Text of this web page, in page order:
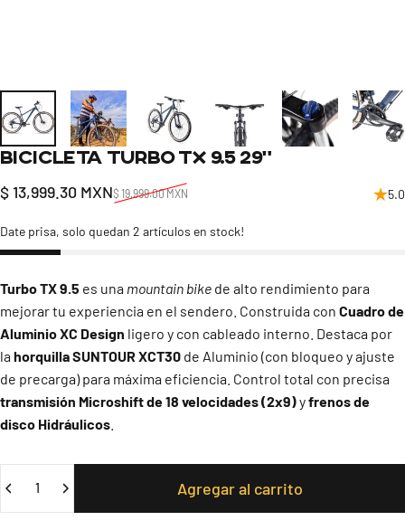
Bicicleta Turbo TX 9.5 29"
Precio de oferta
$ 13,999.30 MXN
Precio habitual $ 19,999.00 MXN 5.0
Date prisa, solo quedan 2 artículos en stock!
Turbo TX 9.5 es una mountain bike de alto rendimiento para
mejorar tu experiencia en el sendero. Construida con Cuadro de
Aluminio XC Design ligero y con cableado interno. Destaca por
la horquilla SUNTOUR XCT30 de Aluminio (con bloqueo y ajuste
de precarga) para máxima eficiencia. Control total con precisa
transmisión Microshift de 18 velocidades (2x9)yfrenos de
disco Hidráulicos
Agregar al carrito